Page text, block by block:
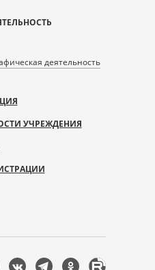
деятельность
УЧРЕЖДЕНИЯ